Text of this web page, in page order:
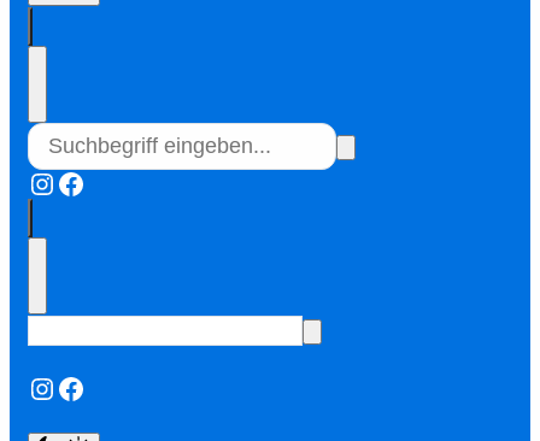
Instagram
Facebook
Instagram
Facebook